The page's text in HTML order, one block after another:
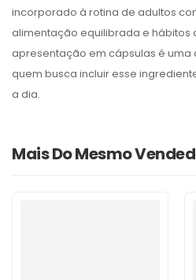
incorporado à rotina de adultos
alimentação equilibrada e hábitos
apresentação em cápsulas é uma
quem busca incluir esse
a dia.
Mais Do Mesmo